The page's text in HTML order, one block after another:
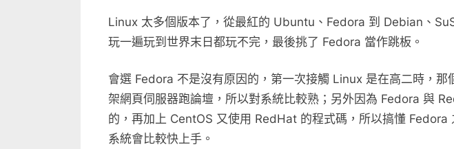
Linux 太多個版本了，從最紅的 Ubuntu、Fedora 到 Debian、
玩一遍玩到世界末日都玩不完，最後挑了 Fedora 當作跳板。
會選 Fedora 不是沒有原因的，第一次接觸 Linux 是在高二時，那
架網頁伺服器跑論壇，所以對系統比較熟；另外因為 Fedora 與
的，再加上 CentOS 又使用 RedHat 的程式碼，所以搞懂 Fedora
系統會比較快上手。